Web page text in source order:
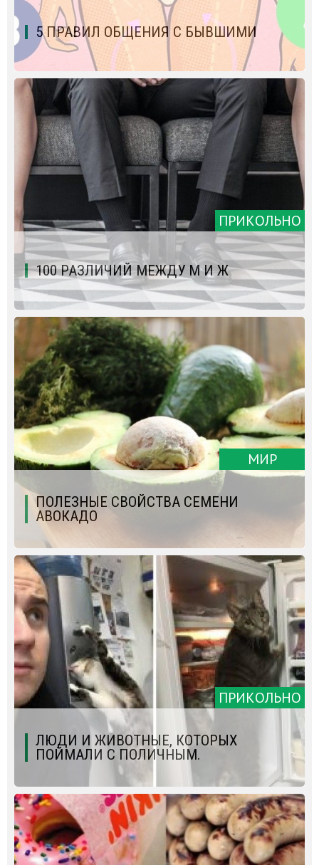
5 ПРАВИЛ ОБЩЕНИЯ С БЫВШИМИ
ПРИКОЛЬНО
100 РАЗЛИЧИЙ МЕЖДУ М И Ж
МИР
ПОЛЕЗНЫЕ СВОЙСТВА СЕМЕНИ
АВОКАДО
ПРИКОЛЬНО
ЛЮДИ И ЖИВОТНЫЕ, КОТОРЫХ
ПОЙМАЛИ С ПОЛИЧНЫМ.